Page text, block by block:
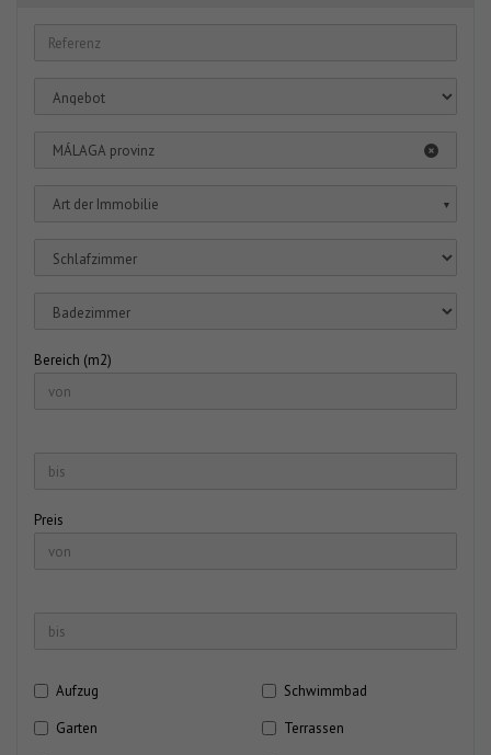
MÁLAGA provinz
Art der Immobilie ▼
Bereich (m2)
Preis
Aufzug
Schwimmbad
Garten
Terrassen